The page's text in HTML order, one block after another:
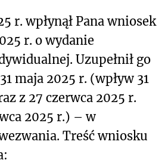
r. wpłynął Pana wniosek
r. o wydanie
Uzupełnił go
maja 2025 r. (wpływ 31
z 27 czerwca 2025 r.
2025 r.) – w
Treść wniosku